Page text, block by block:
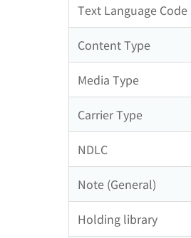
Text Language Code
Content Type
Media Type
Carrier Type
NDLC
Note (General)
Holding library